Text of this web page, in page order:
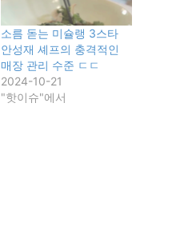
소름 돋는 미슐랭 3스타
안성재 셰프의 충격적인
매장 관리 수준 ㄷㄷ
2024-10-21
"핫이슈"에서